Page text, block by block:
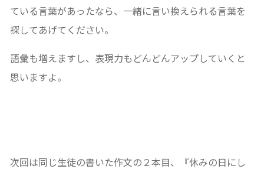
ている言葉があったなら、一緒に言い換えられる言葉を
探してあげてください。
語彙も増えますし、表現力もどんどんアップしていくと
思いますよ。
次回は同じ生徒の書いた作文の２本目、『休みの日にし